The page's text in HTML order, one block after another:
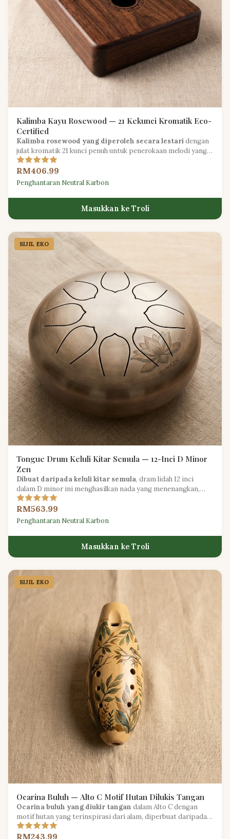
Kalimba Kayu Rosewood — 21 Kekunci Kromatik Eco-
Certified
Kalimba rosewood yang diperoleh secara lestaridengan
julat kromatik 21 kunci penuh untuk penerokaan melodi yang
ekspresif.
RM406.99
Penghantaran Neutral Karbon
Masukkan ke Troli
SIJIL EKO
Tongue Drum Keluli Kitar Semula — 12-Inci D Minor
Zen
Dibuat daripada keluli kitar semula, dram lidah 12 inci
dalam D minor ini menghasilkan nada yang menenangkan,
sesuai untuk meditasi dan penyembuhan bunyi.
RM563.99
Penghantaran Neutral Karbon
Masukkan ke Troli
SIJIL EKO
Ocarina Buluh — Alto C Motif Hutan Dilukis Tangan
Ocarina buluh yang diukir tangan dalam Alto C dengan
motif hutan yang terinspirasi dari alam, diperbuat daripada
buluh yang ditanam secara lestari.
RM243.99